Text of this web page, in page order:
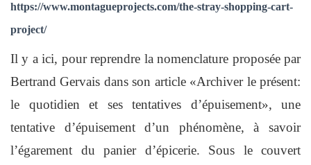
https://www.montagueprojects.com/the-stray-shopping-cart-
project/
Il y a ici, pour reprendre la nomenclature proposée par
Bertrand Gervais dans son article «Archiver le présent:
le quotidien et ses tentatives d’épuisement», une
tentative d’épuisement d’un phénomène, à savoir
l’égarement du panier d’épicerie. Sous le couvert